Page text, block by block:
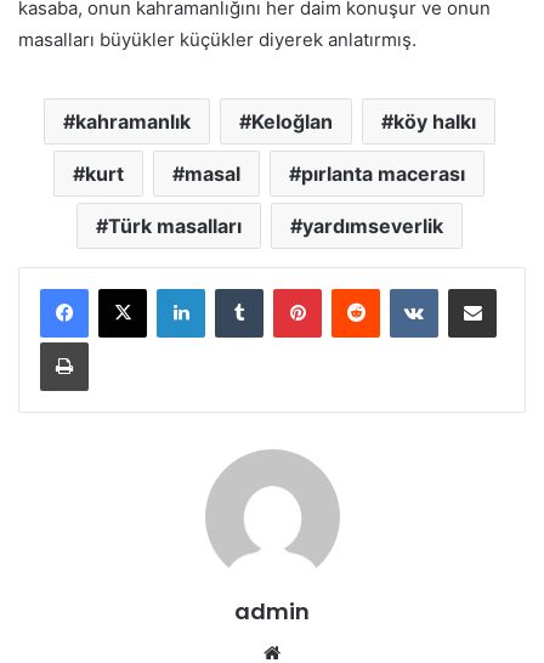
kasaba, onun kahramanlığını her daim konuşur ve onun
masalları büyükler küçükler diyerek anlatırmış.
kahramanlık Keloğlan köy halkı
kurt masal pırlanta macerası
Türk masalları yardımseverlik
LinkedInTumblr PinterestReddit VKontakteE-Posta ile paylaş
Yazdır
admin